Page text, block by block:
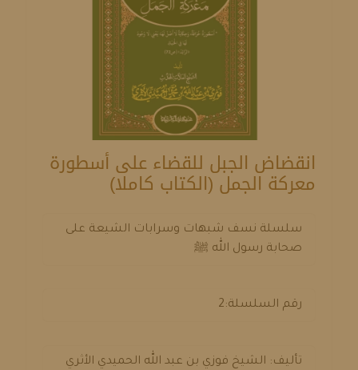
انقضاض الجبل للقضاء على أسطورة
معركة الجمل (الكتاب كاملا)
سلسلة نسف شبهات وسرابات الشيعة على
صحابة رسول الله ﷺ
رقم السلسلة:2
تأليف: الشيخ فوزي بن عبد الله الحميدي الأثري